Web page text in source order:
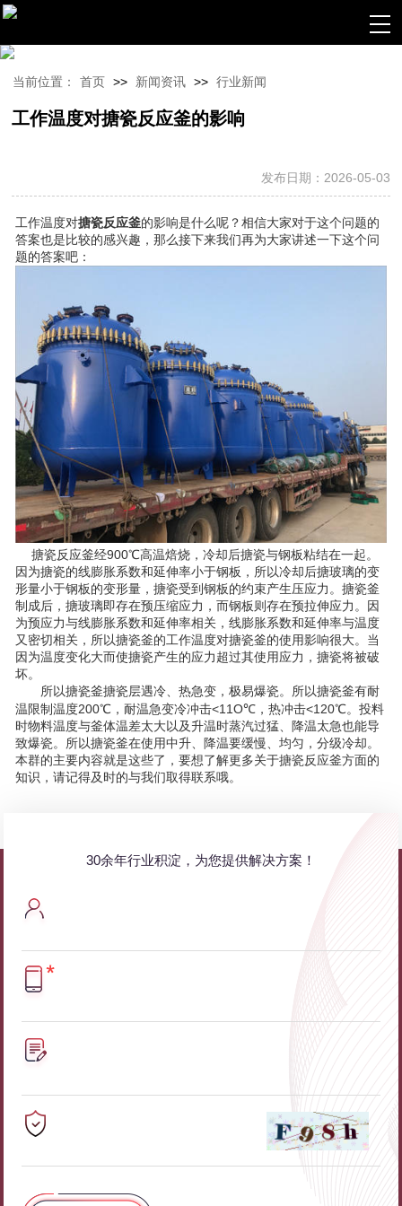
当前位置： 首页 >> 新闻资讯 >> 行业新闻
工作温度对搪瓷反应釜的影响
发布日期：2026-05-03
工作温度对搪瓷反应釜的影响是什么呢？相信大家对于这个问题的
答案也是比较的感兴趣，那么接下来我们再为大家讲述一下这个问
题的答案吧：
搪瓷反应釜经900℃高温焙烧，冷却后搪瓷与钢板粘结在一起。
因为搪瓷的线膨胀系数和延伸率小于钢板，所以冷却后搪玻璃的变
形量小于钢板的变形量，搪瓷受到钢板的约束产生压应力。搪瓷釜
制成后，搪玻璃即存在预压缩应力，而钢板则存在预拉伸应力。因
为预应力与线膨胀系数和延伸率相关，线膨胀系数和延伸率与温度
又密切相关，所以搪瓷釜的工作温度对搪瓷釜的使用影响很大。当
因为温度变化大而使搪瓷产生的应力超过其使用应力，搪瓷将被破
坏。
所以搪瓷釜搪瓷层遇冷、热急变，极易爆瓷。所以搪瓷釜有耐
温限制温度200℃，耐温急变冷冲击<11O℃，热冲击<120℃。投料
时物料温度与釜体温差太大以及升温时蒸汽过猛、降温太急也能导
致爆瓷。所以搪瓷釜在使用中升、降温要缓慢、均匀，分级冷却。
本群的主要内容就是这些了，要想了解更多关于搪瓷反应釜方面的
知识，请记得及时的与我们取得联系哦。
30余年行业积淀，为您提供解决方案！